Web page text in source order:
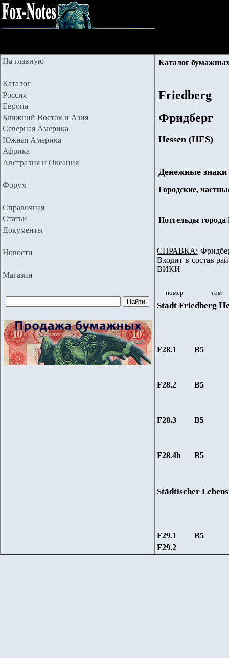
На главную
Каталог
Россия
Европа
Ближний Восток и Азия
Северная Америка
Южная Америка
Африка
Австралия и Океания
Форум
Справочная
Статьи
Документы
Новости
Магазин
Каталог
Friedberg
Фридберг
Hessen (HES)
Денежные знаки
Городские,
Нотгельды города
СПРАВКА:
Входит в состав
ВИКИ
номер том
Stadt Friedberg
F28.1 B5
F28.2 B5
F28.3 B5
F28.4b B5
Städtischer
F29.1
B5
F29.2